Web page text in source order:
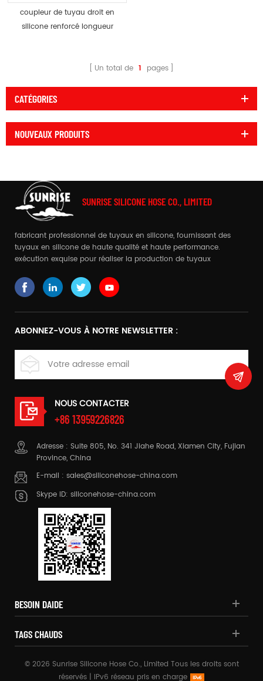
coupleur de tuyau droit en
silicone renforcé longueur
Un total de 1 pages
CATÉGORIES
NOUVEAUX PRODUITS
SUNRISE SILICONE HOSE CO., LIMITED
fabricant professionnel de tuyaux en silicone, fournissant des
tuyaux en silicone de haute qualité et haute performance.
exécution exquise pour réaliser la production de tuyaux
ABONNEZ-VOUS À NOTRE NEWSLETTER :
NOUS CONTACTER
+86 13959226826
Adresse : Suite 805, No. 341 Jiahe Road, Xiamen City, Fujian
Province, China
E-mail : sales@siliconehose-china.com
Skype ID: siliconehose-china.com
BESOIN DAIDE
TAGS CHAUDS
© 2026 Sunrise Silicone Hose Co., Limited Tous les droits sont
réservés | IPv6 réseau pris en charge